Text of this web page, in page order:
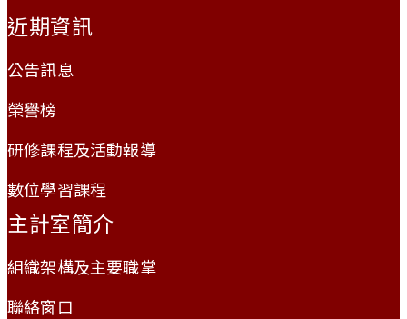
近期資訊
公告訊息
榮譽榜
研修課程及活動報導
數位學習課程
主計室簡介
組織架構及主要職掌
聯絡窗口